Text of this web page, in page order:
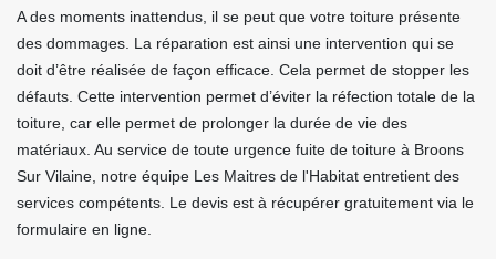
A des moments inattendus, il se peut que votre toiture présente
des dommages. La réparation est ainsi une intervention qui se
doit d’être réalisée de façon efficace. Cela permet de stopper les
défauts. Cette intervention permet d’éviter la réfection totale de la
toiture, car elle permet de prolonger la durée de vie des
matériaux. Au service de toute urgence fuite de toiture à Broons
Sur Vilaine, notre équipe Les Maitres de l'Habitat entretient des
services compétents. Le devis est à récupérer gratuitement via le
formulaire en ligne.